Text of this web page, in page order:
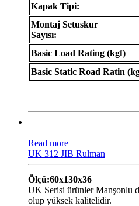
Kapak Tipi:
Montaj Setuskur
Sayısı:
Basic Load Rating (kgf)
Basic Static Road Ratin
Read more
UK 312 JIB Rulman
Ölçü:60x130x36
UK Serisi ürünler Manşonlu
olup yüksek kalitelidir.